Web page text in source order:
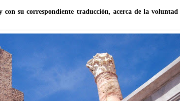
su correspondiente traducción, acerca de la